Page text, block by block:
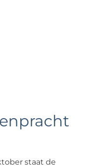
staat de